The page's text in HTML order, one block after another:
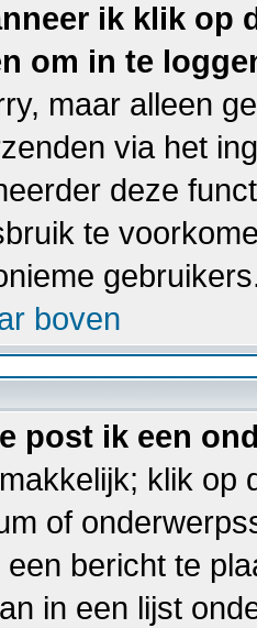
ik klik op
om in te
maar alleen
via het
deze
te
boven
post ik een
klik op
of
een bericht te
in een lijst